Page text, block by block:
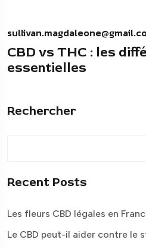
CBD vs THC : les
essentielles
Rechercher
Recent Posts
Les fleurs CBD légales en
Le CBD peut-il aider contre le